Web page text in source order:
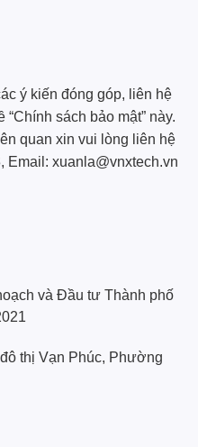
ý kiến đóng góp, liên hệ
sách bảo mật” này.
quan xin vui lòng liên hệ
Email: xuanla@vnxtech.vn
và Đầu tư Thành phố
thị Vạn Phúc, Phường